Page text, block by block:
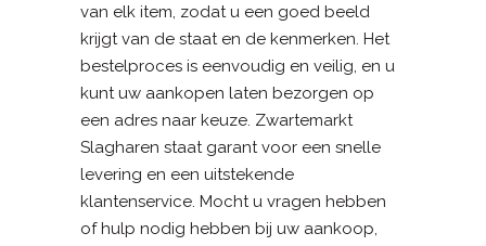
van elk item, zodat u een goed beeld
krijgt van de staat en de kenmerken. Het
bestelproces is eenvoudig en veilig, en u
kunt uw aankopen laten bezorgen op
een adres naar keuze. Zwartemarkt
Slagharen staat garant voor een snelle
levering en een uitstekende
klantenservice. Mocht u vragen hebben
of hulp nodig hebben bij uw aankoop,